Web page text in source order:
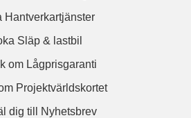
Hantverkartjänster
Släp & lastbil
om Lågprisgaranti
Projektvärldskortet
dig till Nyhetsbrev